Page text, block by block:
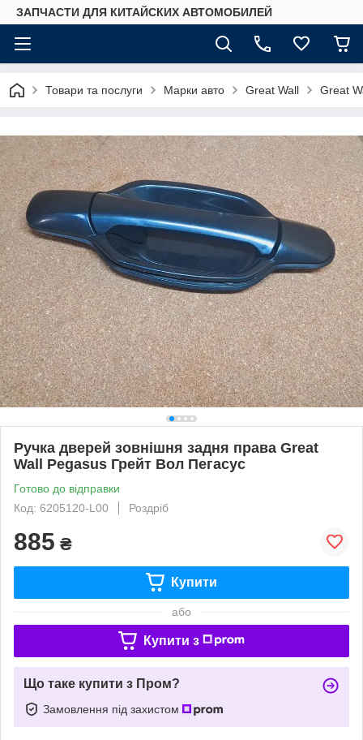
ЗАПЧАСТИ ДЛЯ КИТАЙСКИХ АВТОМОБИЛЕЙ
Товари та послуги Марки авто Great Wall Great
Ручка дверей зовнішня задня права Great
Wall Pegasus Грейт Вол Пегасус
Готово до відправки
Код: 6205120-L00
Роздріб
885 ₴
Купити
або
Купити з
Що таке купити з Пром?
Замовлення під захистом